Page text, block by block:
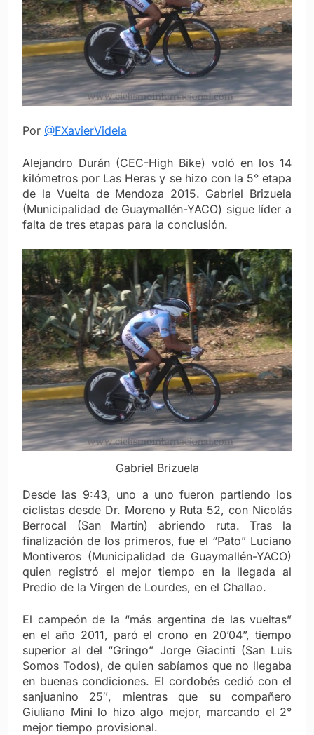
Por @FXavierVidela
Alejandro Durán (CEC-High Bike) voló en los 14
kilómetros por Las Heras y se hizo con la 5° etapa
de la Vuelta de Mendoza 2015. Gabriel Brizuela
(Municipalidad de Guaymallén-YACO) sigue líder a
falta de tres etapas para la conclusión.
Gabriel Brizuela
Desde las 9:43, uno a uno fueron partiendo los
ciclistas desde Dr. Moreno y Ruta 52, con Nicolás
Berrocal (San Martín) abriendo ruta. Tras la
finalización de los primeros, fue el “Pato” Luciano
Montiveros (Municipalidad de Guaymallén-YACO)
quien registró el mejor tiempo en la llegada al
Predio de la Virgen de Lourdes, en el Challao.
El campeón de la “más argentina de las vueltas”
en el año 2011, paró el crono en 20’04”, tiempo
superior al del “Gringo” Jorge Giacinti (San Luis
Somos Todos), de quien sabíamos que no llegaba
en buenas condiciones. El cordobés cedió con el
sanjuanino 25″, mientras que su compañero
Giuliano Mini lo hizo algo mejor, marcando el 2°
mejor tiempo provisional.